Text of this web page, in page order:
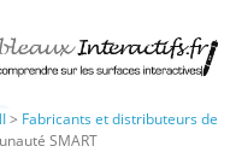
> Fabricants et distributeurs de
SMART